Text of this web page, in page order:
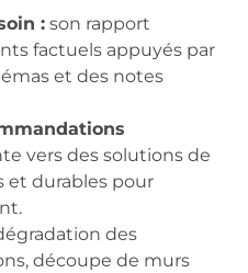
: son rapport
factuels appuyés par
et des notes
vers des solutions de
et durables pour
des
découpe de murs